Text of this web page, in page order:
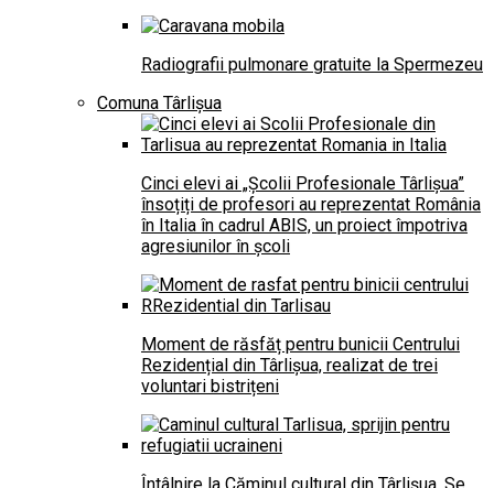
Radiografii pulmonare gratuite la Spermezeu
Comuna Târlișua
Cinci elevi ai „Școlii Profesionale Târlișua”
însoțiți de profesori au reprezentat România
în Italia în cadrul ABIS, un proiect împotriva
agresiunilor în școli
Moment de răsfăț pentru bunicii Centrului
Rezidențial din Târlișua, realizat de trei
voluntari bistrițeni